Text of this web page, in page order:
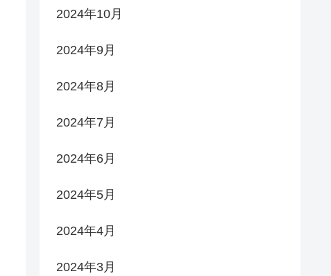
2024年10月
2024年9月
2024年8月
2024年7月
2024年6月
2024年5月
2024年4月
2024年3月